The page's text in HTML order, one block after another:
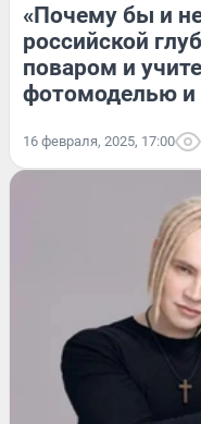
«Почему бы и
российской
поваром и
фотомоделью и
16 февраля, 2025, 17:00